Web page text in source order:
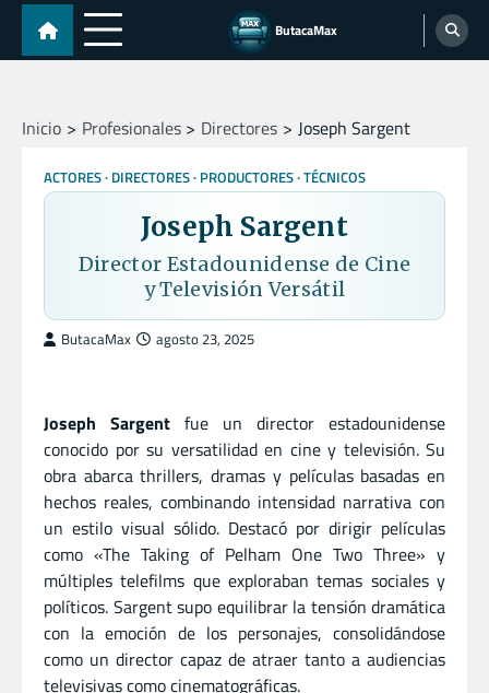
Skip
content
ButacaMax
Inicio Profesionales Directores Joseph Sargent
ACTORES DIRECTORES PRODUCTORES TÉCNICOS
Joseph Sargent
Director Estadounidense de Cine
y Televisión Versátil
ButacaMax agosto 23, 2025
Joseph Sargent fue un director estadounidense
conocido por su versatilidad en cine y televisión. Su
obra abarca thrillers, dramas y películas basadas en
hechos reales, combinando intensidad narrativa con
un estilo visual sólido. Destacó por dirigir películas
como «The Taking of Pelham One Two Three» y
múltiples telefilms que exploraban temas sociales y
políticos. Sargent supo equilibrar la tensión dramática
con la emoción de los personajes, consolidándose
como un director capaz de atraer tanto a audiencias
televisivas como cinematográficas.